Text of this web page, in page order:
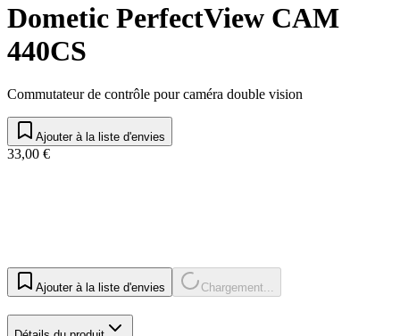
Dometic PerfectView CAM
440CS
Commutateur de contrôle pour caméra double vision
Ajouter à la liste d'envies
33,00 €
Ajouter à la liste d'envies Chargement...